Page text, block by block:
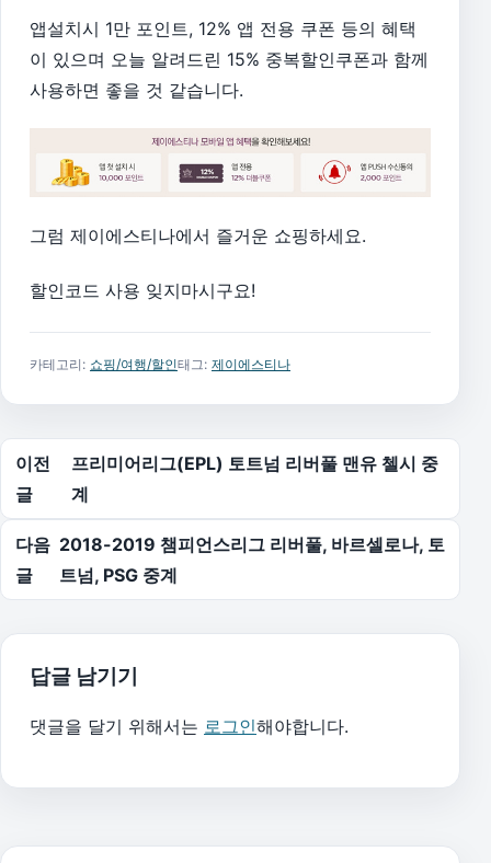
앱설치시 1만 포인트, 12% 앱 전용 쿠폰 등의 혜택
이 있으며 오늘 알려드린 15% 중복할인쿠폰과 함께
사용하면 좋을 것 같습니다.
그럼 제이에스티나에서 즐거운 쇼핑하세요.
할인코드 사용 잊지마시구요!
카테고리: 쇼핑/여행/할인태그: 제이에스티나
글 탐색
이전
글
프리미어리그(EPL) 토트넘 리버풀 맨유 첼시 중
계
다음
글
2018-2019 챔피언스리그 리버풀, 바르셀로나, 토
트넘, PSG 중계
답글 남기기
댓글을 달기 위해서는 로그인해야합니다.